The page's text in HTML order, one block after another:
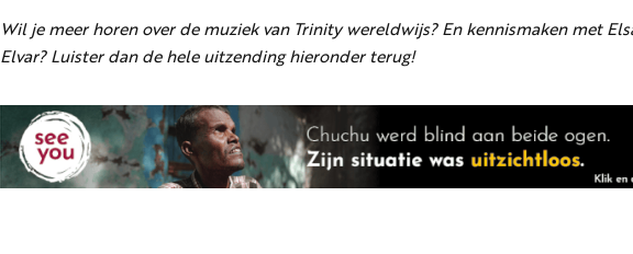
Wil je meer horen over de muziek van Trinity wereldwijs? En kennismaken met
Elvar? Luister dan de hele uitzending hieronder terug!